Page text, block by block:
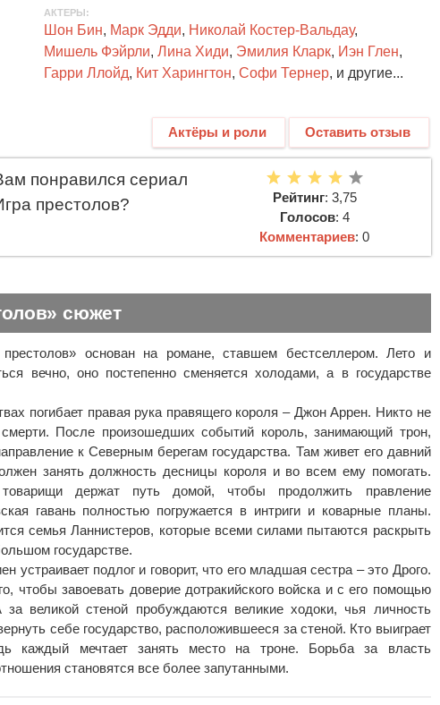
АКТЕРЫ:
Шон Бин, Марк Эдди, Николай Костер-Вальдау,
Мишель Фэйрли, Лина Хиди, Эмилия Кларк, Иэн Глен,
Гарри Ллойд, Кит Харингтон, Софи Тернер, и другие...
Актёры и роли Оставить отзыв
понравился сериал
престолов?
Рейтинг: 3,75
Голосов: 4
Комментариев: 0
сюжет
основан на романе, ставшем бестселлером. Лето и
вечно, оно постепенно сменяется холодами, а в государстве
погибает правая рука правящего короля – Джон Аррен. Никто не
смерти. После произошедших событий король, занимающий трон,
к Северным берегам государства. Там живет его давний
занять должность десницы короля и во всем ему помогать.
держат путь домой, чтобы продолжить правление
гавань полностью погружается в интриги и коварные планы.
семья Ланнистеров, которые всеми силами пытаются раскрыть
государстве.
устраивает подлог и говорит, что его младшая сестра – это Дрого.
чтобы завоевать доверие дотракийского войска и с его помощью
великой стеной пробуждаются великие ходоки, чья личность
себе государство, расположившееся за стеной. Кто выиграет
каждый мечтает занять место на троне. Борьба за власть
становятся все более запутанными.